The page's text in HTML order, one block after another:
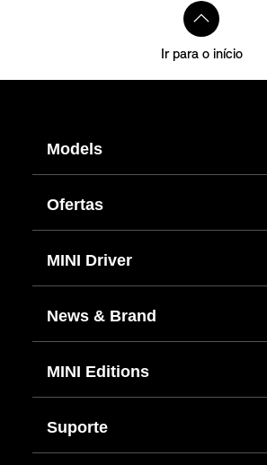
Ir para o início
Models
Ofertas
MINI Driver
News & Brand
MINI Editions
Suporte